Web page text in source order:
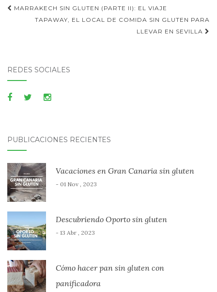
Publica
navegación
MARRAKECH SIN GLUTEN (PARTE II): EL VIAJE
TAPAWAY, EL LOCAL DE COMIDA SIN GLUTEN PARA
LLEVAR EN SEVILLA
REDES SOCIALES
PUBLICACIONES RECIENTES
Vacaciones en Gran Canaria sin gluten
- 01 Nov , 2023
Descubriendo Oporto sin gluten
- 13 Abr , 2023
Cómo hacer pan sin gluten con
panificadora